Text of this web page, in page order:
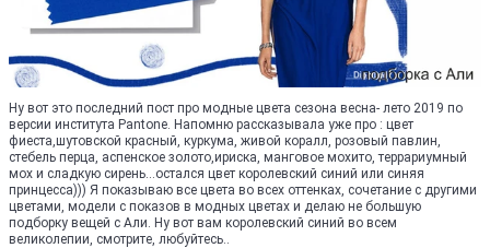
Ну вот это последний пост про модные цвета сезона весна- лето 2019 по
версии института Pantone. Напомню рассказывала уже про : цвет
фиеста,шутовской красный, куркума, живой коралл, розовый павлин,
стебель перца, аспенское золото,ириска, манговое мохито, террариумный
мох и сладкую сирень...остался цвет королевский синий или синяя
принцесса))) Я показываю все цвета во всех оттенках, сочетание с другими
цветами, модели с показов в модных цветах и делаю не большую
подборку вещей с Али. Ну вот вам королевский синий во всем
великолепии, смотрите, любуйтесь..